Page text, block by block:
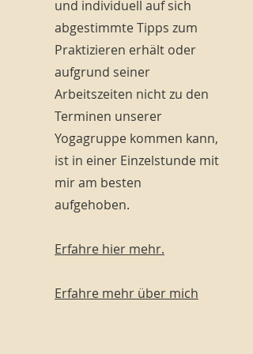
und individuell auf sich
abgestimmte Tipps zum
Praktizieren erhält oder
aufgrund seiner
Arbeitszeiten nicht zu den
Terminen unserer
Yogagruppe kommen kann,
ist in einer Einzelstunde mit
mir am besten
aufgehoben.
Erfahre hier mehr.
Erfahre mehr über mich